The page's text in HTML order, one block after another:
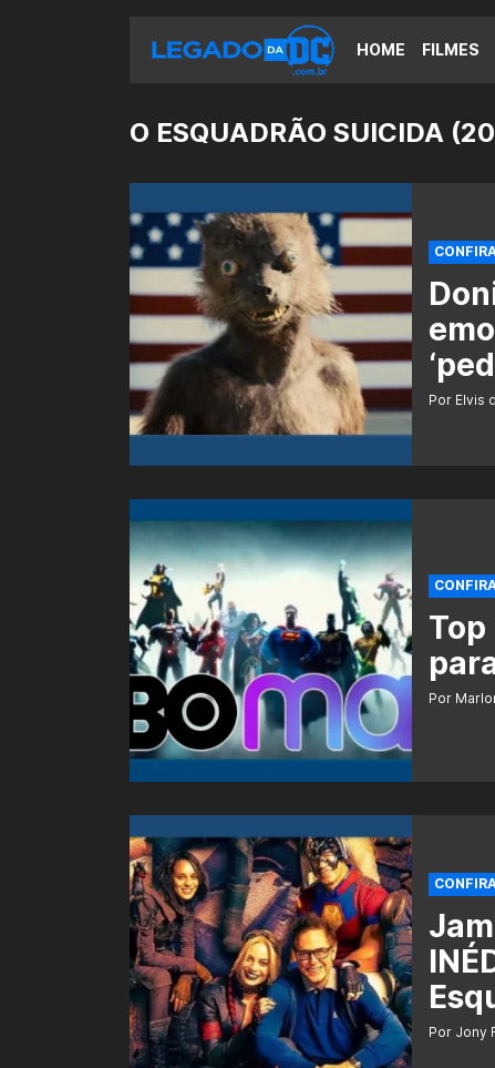
HOME FILMES
O ESQUADRÃO SUICIDA
Por Elvis
Por
Por Jony